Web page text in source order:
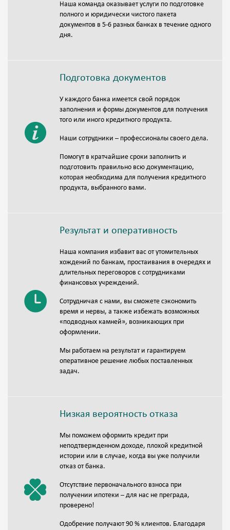
Наша команда оказывает услуги по подготовке
полного и юридически чистого пакета
документов в 5-6 разных банках в течение одного
дня.
Подготовка документов
У каждого банка имеется свой порядок
заполнения и формы документов для получения
того или иного кредитного продукта.
Наши сотрудники – профессионалы своего дела.
Помогут в кратчайшие сроки заполнить и
подготовить правильно всю документацию,
которая необходима для получения кредитного
продукта, выбранного вами.
Результат и оперативность
Наша компания избавит вас от утомительных
хождений по банкам, простаивания в очередях и
длительных переговоров с сотрудниками
финансовых учреждений.
Сотрудничая с нами, вы сможете сэкономить
время и нервы, а также избежать возможных
«подводных камней», возникающих при
оформлении.
Мы работаем на результат и гарантируем
оперативное решение любых поставленных
задач.
Низкая вероятность отказа
Мы поможем оформить кредит при
неподтвержденном доходе, плохой кредитной
истории или в случае, когда вы уже получили
отказ от банка.
Отсутствие первоначального взноса при
получении ипотеки – для нас не преграда,
проверено!
Одобрение получают 90 % клиентов. Благодаря